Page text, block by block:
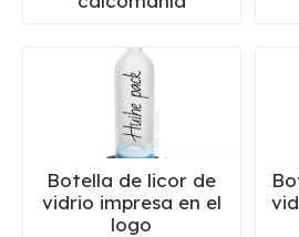
Botella de licor de
vidrio impresa en el
logo